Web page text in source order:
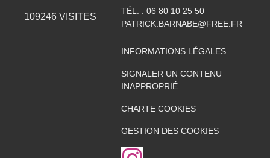
109246 VISITES
TÉL. : 06 80 10 25 50
PATRICK.BARNABE@FREE.FR
INFORMATIONS LÉGALES
SIGNALER UN CONTENU
INAPPROPRIÉ
CHARTE COOKIES
GESTION DES COOKIES